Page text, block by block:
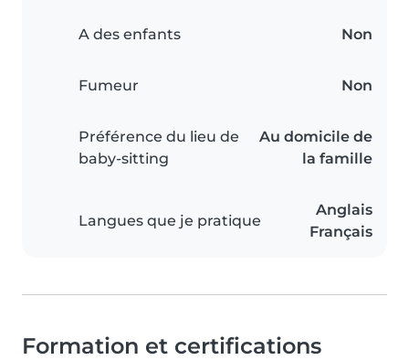
A des enfants Non
Fumeur Non
Préférence du lieu de
baby-sitting
Au domicile de
la famille
Langues que je pratique
Anglais
Français
Formation et certifications